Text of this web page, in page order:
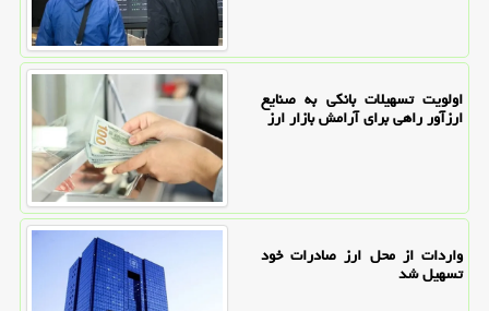
اولویت تسهیلات بانکی به صنایع
ارزآور راهی برای آرامش بازار ارز
واردات از محل ارز صادرات خود
تسهیل شد